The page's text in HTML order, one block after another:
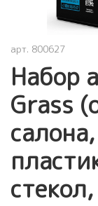
арт. 800627
Набор
Grass